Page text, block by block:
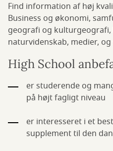
Find information af høj
Business og økonomi,
geografi og
naturvidenskab, medier,
High School
er studerende og
på højt fagligt niveau
er interesseret i et
supplement til den